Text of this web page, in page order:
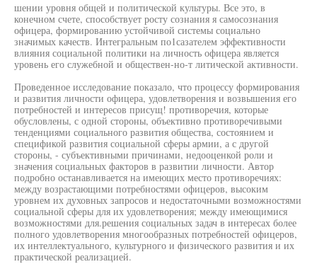
шении уровня общей и политической культуры. Все это, в
конечном счете, способствует росту сознания я самосознания
офицера, формированию устойчивой системы социально
значимых качеств. Интегральным по1сазателем эффективности
влияния социальной политики на личность офицера является
уровень его служебной и обществен-но-т литической активности.
Проведенное исследование показало, что процессу формирования
и развития личности офицера, удовлетворения и возвышения его
потребностей и интересов присущ! противоречия, которые
обусловлены, с одной стороны, объективно противоречивыми
тенденциями социального развития общества, состоянием и
спецификой развития социальной сферы армии, а с другой
стороны, - субъективными причинами, недооценкой роли и
значения социальных факторов в развитии личности. Автор
подробно останавливается на имеющих место противоречиях:
между возрастающими потребностями офицеров, высоким
уровнем их духовных запросов и недостаточными возможностями
социальной сферы для их удовлетворения; между имеющимися
возможностями для.решения социальных задач в интересах более
полного удовлетворения многообразных потребностей офицеров,
их интеллектуального, культурного и физического развития и их
практической реализацией.